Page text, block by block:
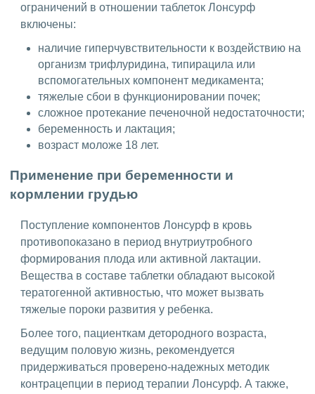
ограничений в отношении таблеток Лонсурф
включены:
наличие гиперчувствительности к воздействию на
организм трифлуридина, типирацила или
вспомогательных компонент медикамента;
тяжелые сбои в функционировании почек;
сложное протекание печеночной недостаточности;
беременность и лактация;
возраст моложе 18 лет.
Применение при беременности и
кормлении грудью
Поступление компонентов Лонсурф в кровь
противопоказано в период внутриутробного
формирования плода или активной лактации.
Вещества в составе таблетки обладают высокой
тератогенной активностью, что может вызвать
тяжелые пороки развития у ребенка.
Более того, пациенткам детородного возраста,
ведущим половую жизнь, рекомендуется
придерживаться проверено-надежных методик
контрацепции в период терапии Лонсурф. А также,